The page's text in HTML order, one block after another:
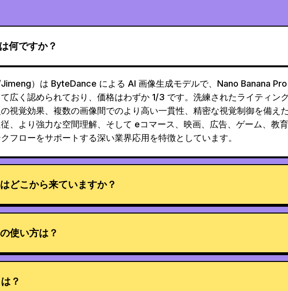
何ですか？
）は ByteDance による AI 画像生成モデルで、Nano Banana
広く認められており、価格はわずか 1/3 です。洗練されたライティン
視覚効果、複数の画像間でのより高い一貫性、精密な視覚制御を備え
、より強力な空間理解、そして eコマース、映画、広告、ゲーム、教
フローをサポートする深い業界応用を特徴としています。
どこから来ていますか？
使い方は？
？